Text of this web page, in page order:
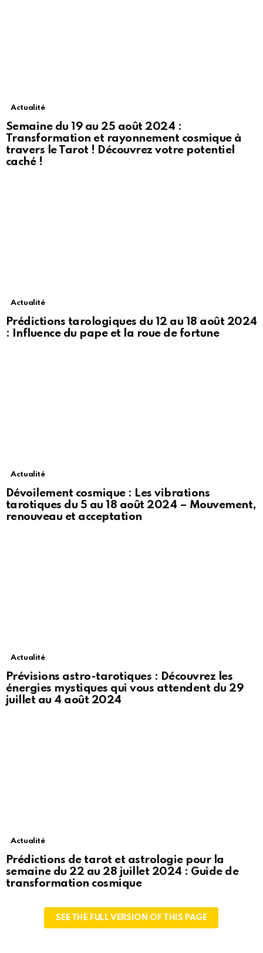
Actualité
Semaine du 19 au 25 août 2024 :
Transformation et rayonnement cosmique à
travers le Tarot ! Découvrez votre potentiel
caché !
Actualité
Prédictions tarologiques du 12 au 18 août 2024
: Influence du pape et la roue de fortune
Actualité
Dévoilement cosmique : Les vibrations
tarotiques du 5 au 18 août 2024 – Mouvement,
renouveau et acceptation
Actualité
Prévisions astro-tarotiques : Découvrez les
énergies mystiques qui vous attendent du 29
juillet au 4 août 2024
Actualité
Prédictions de tarot et astrologie pour la
semaine du 22 au 28 juillet 2024 : Guide de
transformation cosmique
SEE THE FULL VERSION OF THIS PAGE